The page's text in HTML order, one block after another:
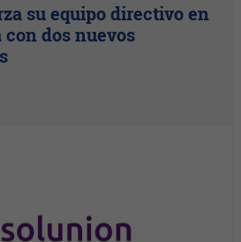
su equipo directivo en
dos nuevos